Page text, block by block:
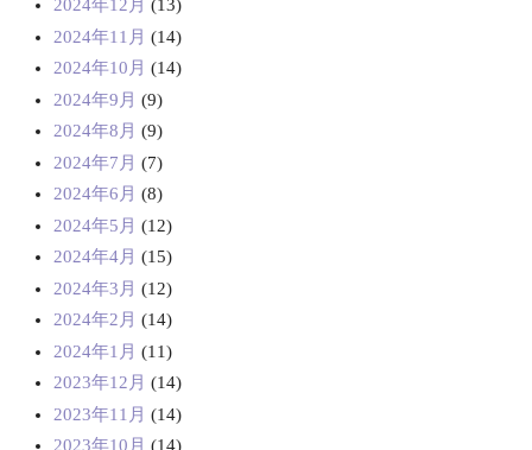
2024年12月 (13)
2024年11月 (14)
2024年10月 (14)
2024年9月 (9)
2024年8月 (9)
2024年7月 (7)
2024年6月 (8)
2024年5月 (12)
2024年4月 (15)
2024年3月 (12)
2024年2月 (14)
2024年1月 (11)
2023年12月 (14)
2023年11月 (14)
2023年10月 (14)